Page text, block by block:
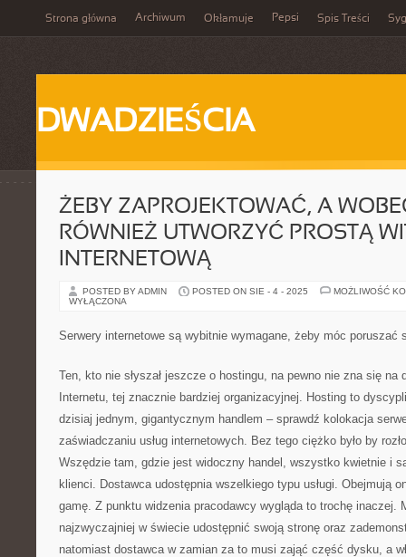
Strona główna Archiwum Okłamuje Pepsi Spis Treści
DWADZIEŚCIA
ŻEBY ZAPROJEKTOWAĆ, A
RÓWNIEŻ UTWORZYĆ PROSTĄ
INTERNETOWĄ
POSTED BY ADMIN POSTED ON SIE - 4 - 2025
MOŻLIWOŚĆ
WYŁĄCZONA
Serwery internetowe są wybitnie wymagane, żeby móc poruszać
Ten, kto nie słyszał jeszcze o hostingu, na pewno nie zna się na
Internetu, tej znacznie bardziej organizacyjnej. Hosting to
dzisiaj jednym, gigantycznym handlem – sprawdź kolokacja
zaświadczaniu usług internetowych. Bez tego ciężko było by
Wszędzie tam, gdzie jest widoczny handel, wszystko kwietnie i
klienci. Dostawca udostępnia wszelkiego typu usługi. Obejmują
gamę. Z punktu widzenia pracodawcy wygląda to trochę inaczej.
najzwyczajniej w świecie udostępnić swoją stronę oraz
natomiast dostawca w zamian za to musi zająć część dysku, a